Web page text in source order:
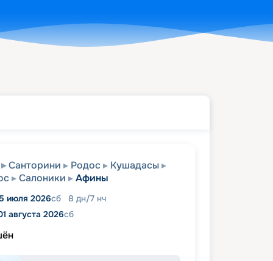
Санторини Родос
Кушадасы
Салоники Афины
июля 2026сб 8 дн/7 нч
августа 2026сб